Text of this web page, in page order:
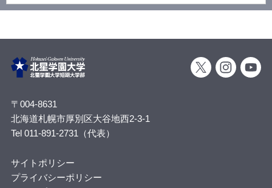
〒004-8631
北海道札幌市厚別区大谷地西2-3-1
Tel 011-891-2731（代表）
サイトポリシー
プライバシーポリシー